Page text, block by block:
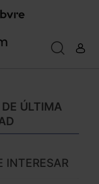
ÚLTIMA
INTERESAR